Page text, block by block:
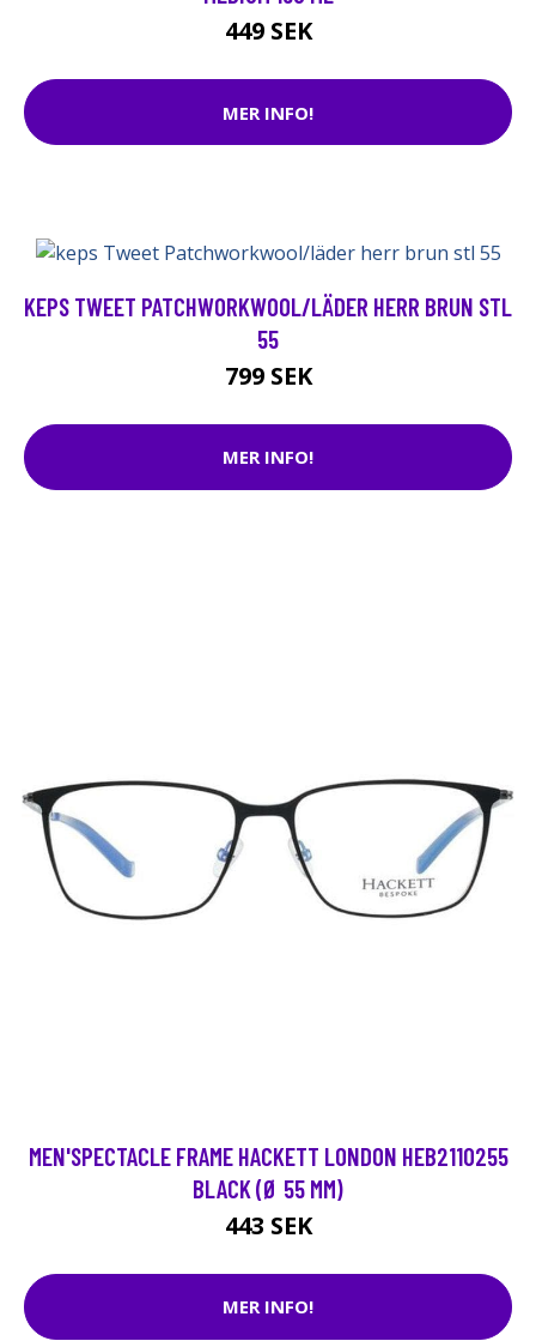
449 SEK
MER INFO!
KEPS TWEET PATCHWORKWOOL/LÄDER HERR BRUN STL
55
799 SEK
MER INFO!
MEN'SPECTACLE FRAME HACKETT LONDON HEB2110255
BLACK (Ø 55 MM)
443 SEK
MER INFO!